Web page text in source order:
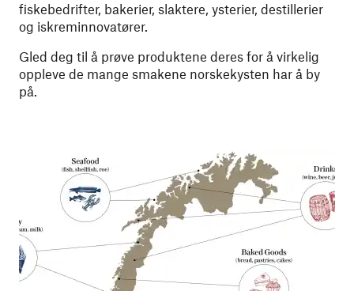
fiskebedrifter, bakerier, slaktere, ysterier, destillerier
og iskreminnovatører.
Gled deg til å prøve produktene deres for å virkelig
oppleve de mange smakene norskekysten har å by
på.